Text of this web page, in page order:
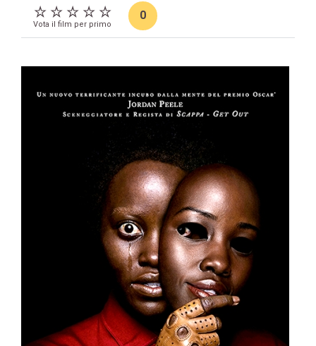
Vota il film per primo
0